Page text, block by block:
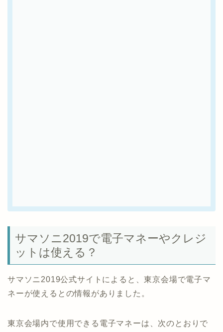
サマソニ2019で電子マネーやクレジ
ットは使える？
サマソニ2019公式サイトによると、東京会場で電子マ
ネーが使えるとの情報がありました。
東京会場内で使用できる電子マネーは、次のとおりで